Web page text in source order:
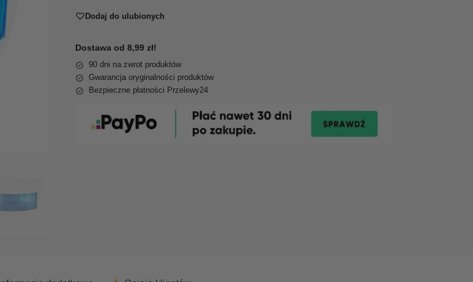
Dodaj do ulubionych
Dostawa od 8,99 zł!
90 dni na zwrot produktów
Gwarancja oryginalności produktów
Bezpieczne płatności Przelewy24